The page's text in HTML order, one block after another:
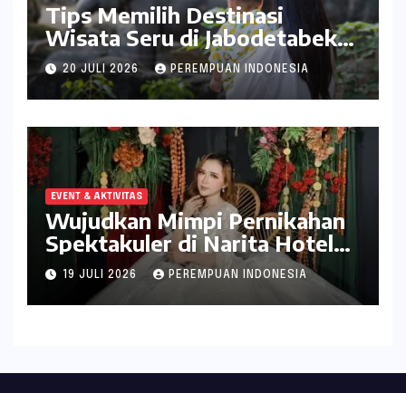
Tips Memilih Destinasi
Wisata Seru di Jabodetabek
ala inDrive
20 JULI 2026 PEREMPUAN INDONESIA
EVENT & AKTIVITAS
Wujudkan Mimpi Pernikahan
Spektakuler di Narita Hotel
Surabaya
19 JULI 2026 PEREMPUAN INDONESIA